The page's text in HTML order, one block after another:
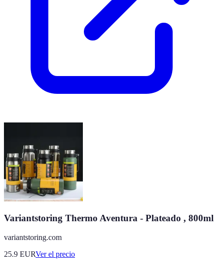
Variantstoring Thermo Aventura - Plateado , 800ml
variantstoring.com
25.9 EURVer el precio